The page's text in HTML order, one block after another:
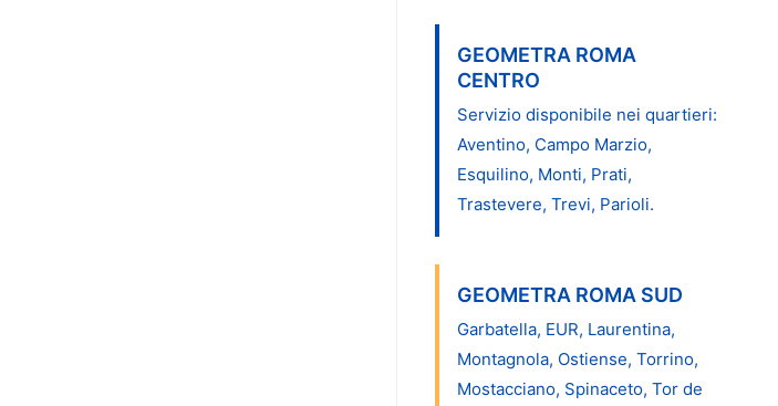
GEOMETRA ROMA
CENTRO
Servizio disponibile nei quartieri:
Aventino, Campo Marzio,
Esquilino, Monti, Prati,
Trastevere, Trevi, Parioli.
GEOMETRA ROMA SUD
Garbatella, EUR, Laurentina,
Montagnola, Ostiense, Torrino,
Mostacciano, Spinaceto, Tor de